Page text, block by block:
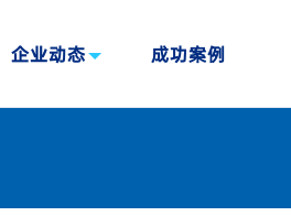
企业动态 成功案例